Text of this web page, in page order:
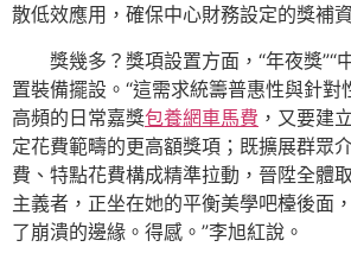
散低效應用，確保中心財務設定的獎補
獎幾多？獎項設置方面，“年夜獎”“
置裝備擺設。“這需求統籌普惠性與針對
高頻的日常嘉獎包養網車馬費 ，又要建
定花費範疇的更高額獎項；既擴展群眾
費、特點花費構成精準拉動，晉陞全體
主義者，正坐在她的平衡美學吧檯後面
了崩潰的邊緣。得感。”李旭紅說。